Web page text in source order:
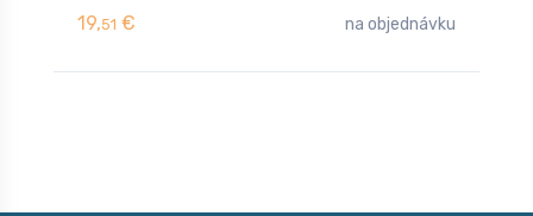
19,51 € na objednávku